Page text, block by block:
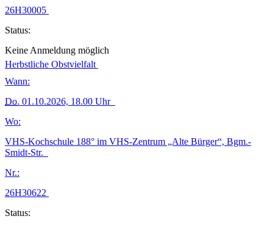
26H30005
Status:
Keine Anmeldung möglich
Herbstliche Obstvielfalt
Wann:
Do. 01.10.2026, 18.00 Uhr
Wo:
VHS-Kochschule 188° im VHS-Zentrum „Alte Bürger“, Bgm.-
Smidt-Str.
Nr.:
26H30622
Status: